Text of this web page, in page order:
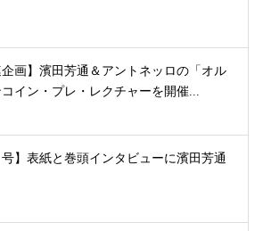
企画】濱田芳通＆アントネッロの「オル
イン・プレ・レクチャーを開催...
号】表紙と巻頭インタビューに濱田芳通